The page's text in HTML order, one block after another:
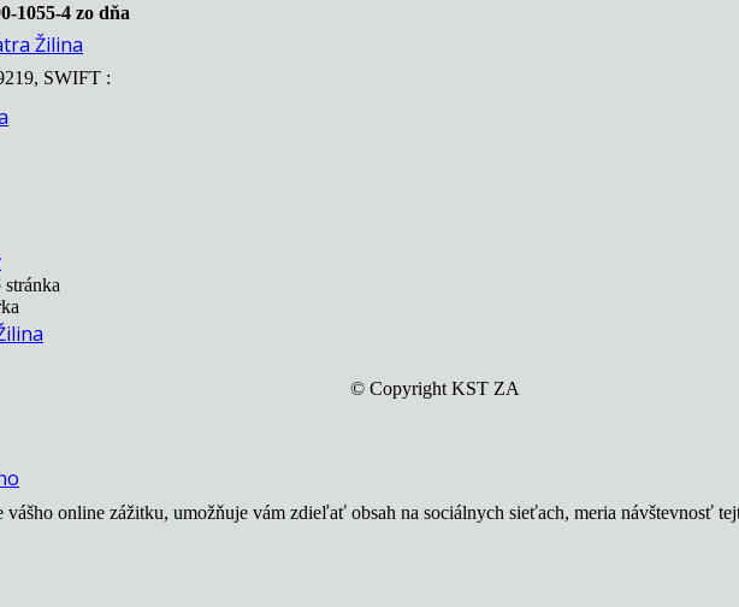
Žilina
1055-4 zo dňa
SWIFT :
© Copyright KST ZA
vášho online zážitku, umožňuje vám zdieľať obsah na sociálnych sieťach, meria návštevnosť